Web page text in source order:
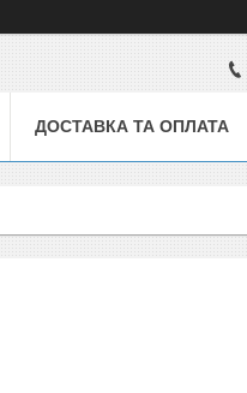
ДОСТАВКА ТА ОПЛАТА